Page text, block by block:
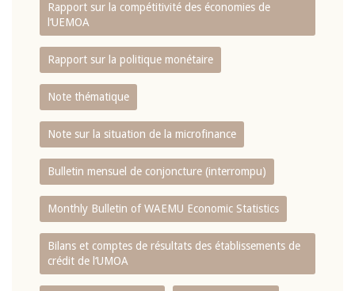
Rapport sur la compétitivité des économies de
l‘UEMOA
Rapport sur la politique monétaire
Note thématique
Note sur la situation de la microfinance
Bulletin mensuel de conjoncture (interrompu)
Monthly Bulletin of WAEMU Economic Statistics
Bilans et comptes de résultats des établissements de
crédit de l‘UMOA